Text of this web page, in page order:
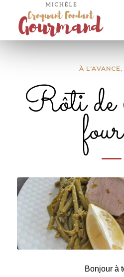
À L'AVANCE
Rôti de
Bonjour à